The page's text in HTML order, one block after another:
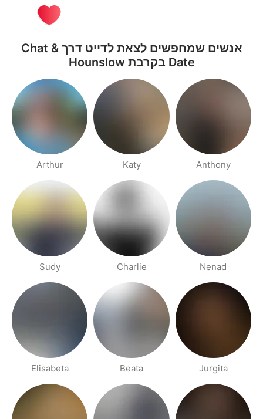
אנשים שמחפשים לצאת לדייט דרך Chat &
Date בקרבת Hounslow
Anthony
Katy
Arthur
Nenad
Charlie
Sudy
Jurgita
Beata
Elisabeta